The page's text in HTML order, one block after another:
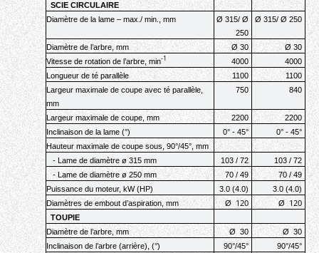
SCIE CIRCULAIRE
Diamètre de la lame – max ./ min ., mm
Ø 315/ Ø
250
Ø 315/ Ø 250
Diamètre de l’arbre , mm Ø 30
Ø 30
Vitesse de rotation de l’arbre , min-1 4000
4000
Longueur de té parallèle 1100
1100
Largeur maximale de coupe avec té parallèle
mm
750 840
Largeur maximale de coupe ,mm 2200
2200
Inclinaison de la lame (°) 0°- 45° 0°- 45°
Hauteur maximale de coupe sous, 90°/45°, mm
- Lame de diamètre ø 315 mm 103 / 72
103 / 72
-Lame de diamètreø 250 mm 70 / 49
70 / 49
Puissance du moteur, kW (HP) 3.0 (4.0)
3.0 (4.0)
Diamètres de embout d’aspiration, mm Ø 120 Ø 120
TOUPIE
Diamètre de l’arbre , mm Ø 30 Ø 30
Inclinaison de l’arbre (arrière) (°) 90°/45°
90°/45°